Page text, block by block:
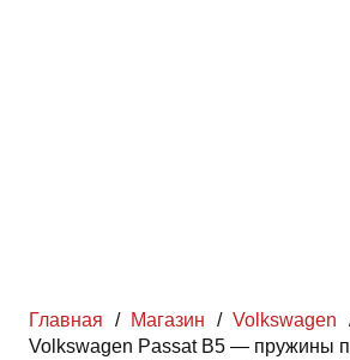
Главная / Магазин / Volkswagen
Volkswagen Passat B5 — пружины